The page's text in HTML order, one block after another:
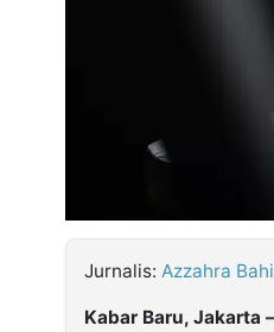
Jurnalis: Azzahra
Kabar Baru, Jakarta –